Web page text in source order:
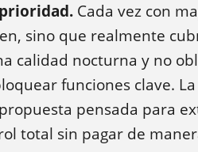
Cada vez con
sino que realmente
calidad nocturna y no
funciones clave.
pensada para
total sin pagar de